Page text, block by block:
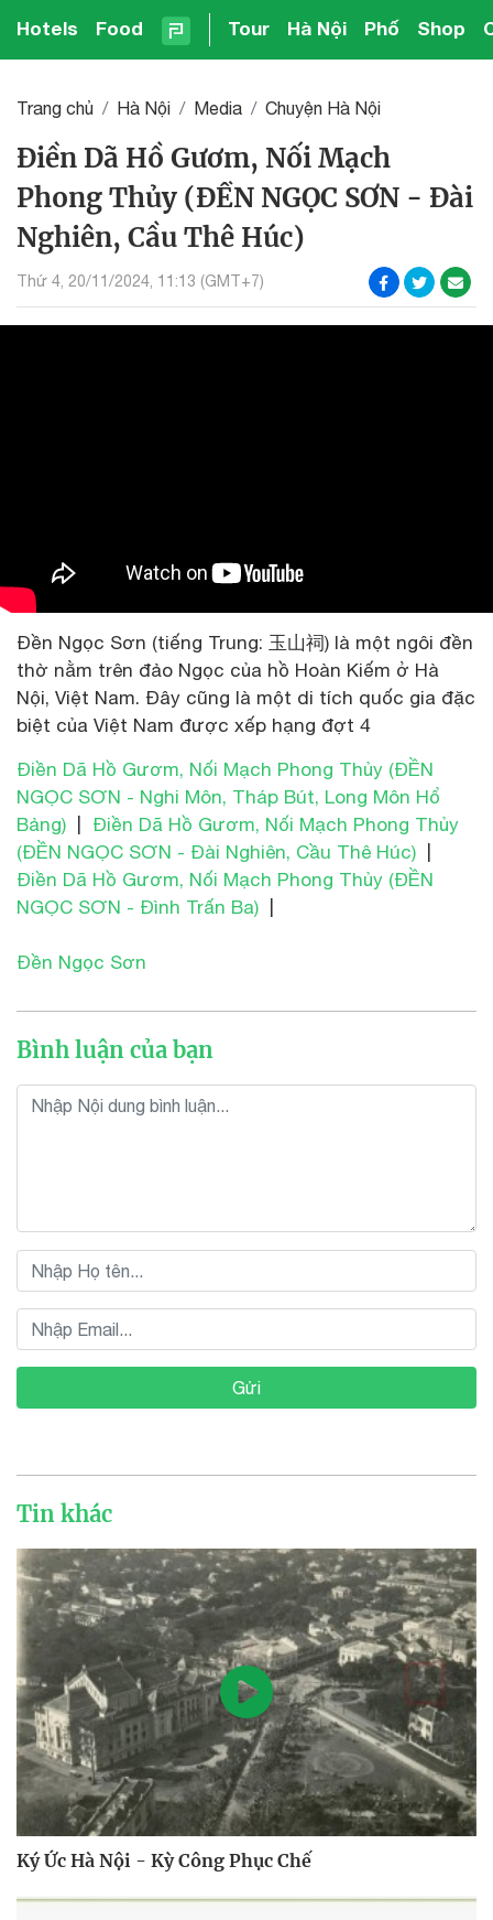
Hotels Food Tour Hà Nội Phố Shop
Trang chủ Hà Nội Media Chuyện Hà Nội
Điền Dã Hồ Gươm, Nối Mạch
Phong Thủy (ĐỀN NGỌC SƠN - Đài
Nghiên, Cầu Thê Húc)
Thứ 4, 20/11/2024, 11:13 (GMT+7)
Đền Ngọc Sơn (tiếng Trung: 玉山祠) là một ngôi đền
thờ nằm trên đảo Ngọc của hồ Hoàn Kiếm ở Hà
Nội, Việt Nam. Đây cũng là một di tích quốc gia đặc
biệt của Việt Nam được xếp hạng đợt 4
Điền Dã Hồ Gươm, Nối Mạch Phong Thủy (ĐỀN
NGỌC SƠN - Nghi Môn, Tháp Bút, Long Môn Hổ
Bảng)
Điền Dã Hồ Gươm, Nối Mạch Phong Thủy
(ĐỀN NGỌC SƠN - Đài Nghiên, Cầu Thê Húc)
Điền Dã Hồ Gươm, Nối Mạch Phong Thủy (ĐỀN
NGỌC SƠN - Đình Trấn Ba)
Đền Ngọc Sơn
Bình luận của bạn
Gửi
Tin khác
Ký Ức Hà Nội - Kỳ Công Phục Chế